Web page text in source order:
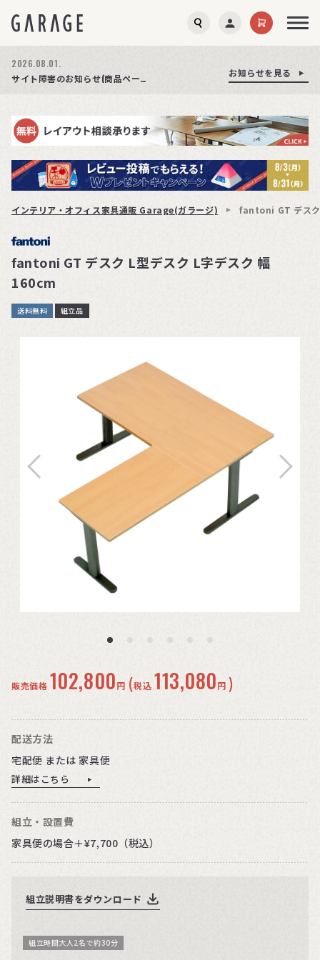
お知らせを見る
商品ページ障害復旧のお知らせ お知らせを見る
2026.08.01.
サイト障害のお知らせ(商品ページが正常に表示されない事象発生)
お知らせを見る
インテリア・オフィス家具通販 Garage(ガラージ) fantoni GT デスク
fantoni GT デスク L型デスク L字デスク 幅
160cm
送料無料 組立品
販売価格 102,800円 (税込 113,080円 )
配送方法
宅配便 または 家具便
詳細はこちら
組立・設置費
家具便の場合＋¥7,700（税込）
組立説明書をダウンロード
組立時間大人2名で約30分